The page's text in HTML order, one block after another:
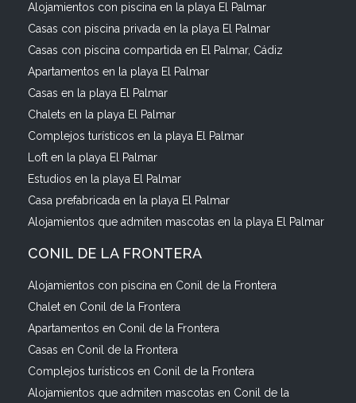
Alojamientos con piscina en la playa El Palmar
Casas con piscina privada en la playa El Palmar
Casas con piscina compartida en El Palmar, Cádiz
Apartamentos en la playa El Palmar
Casas en la playa El Palmar
Chalets en la playa El Palmar
Complejos turísticos en la playa El Palmar
Loft en la playa El Palmar
Estudios en la playa El Palmar
Casa prefabricada en la playa El Palmar
Alojamientos que admiten mascotas en la playa El Palmar
CONIL DE LA FRONTERA
Alojamientos con piscina en Conil de la Frontera
Chalet en Conil de la Frontera
Apartamentos en Conil de la Frontera
Casas en Conil de la Frontera
Complejos turísticos en Conil de la Frontera
Alojamientos que admiten mascotas en Conil de la